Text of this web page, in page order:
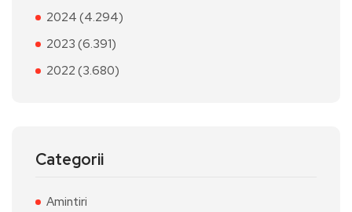
2024 (4.294)
2023 (6.391)
2022 (3.680)
Categorii
Amintiri